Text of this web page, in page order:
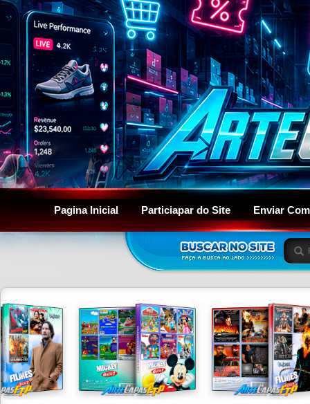
Pagina Inicial Particiapar do Site Enviar